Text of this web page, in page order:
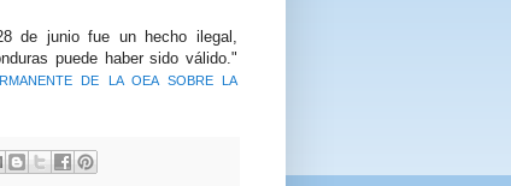
de junio fue un hecho ilegal,
puede haber sido válido."
DE LA OEA SOBRE LA